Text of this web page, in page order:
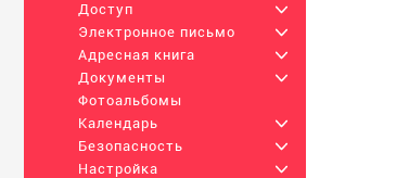
Доступ
+
Электронное письмо
+
Адресная книга
+
Документы
+
Фотоальбомы
Календарь
+
Безопасность
+
Настройка
+